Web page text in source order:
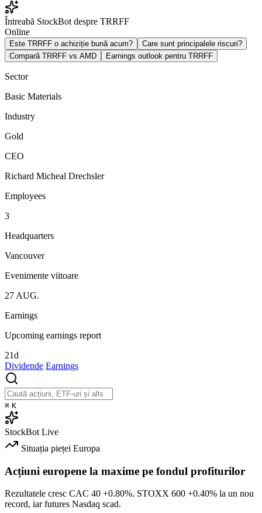
Întreabă StockBot despre TRRFF
Online
Este TRRFF o achiziție bună acum?
Care sunt principalele riscuri?
Compară TRRFF vs AMD
Earnings outlook pentru TRRFF
Sector
Basic Materials
Industry
Gold
CEO
Richard Micheal Drechsler
Employees
3
Headquarters
Vancouver
Evenimente viitoare
27 AUG.
Earnings
Upcoming earnings report
21d
Dividende Earnings
⌘ K
StockBot Live
Situația pieței Europa
Acțiuni europene la maxime pe fondul profiturilor
Rezultatele cresc CAC 40 +0.80%. STOXX 600 +0.40% la un nou
record, iar futures Nasdaq scad.